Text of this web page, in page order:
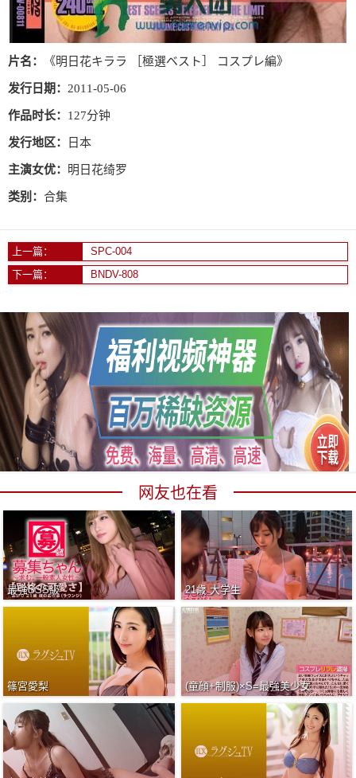
片名： 《明日花キララ ［極選ベスト］ コスプレ編》
发行日期： 2011-05-06
作品时长： 127分钟
发行地区： 日本
主演女优： 明日花绮罗
类别： 合集
上一篇：
SPC-004
下一篇：
BNDV-808
网友也在看
最強SSS級 21歳 大学生
篠宮愛梨 (童顔+制服)×S=最強美少女